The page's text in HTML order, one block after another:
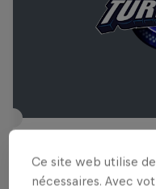
4 Décembre
Ce site web utilise
nécessaires. Avec